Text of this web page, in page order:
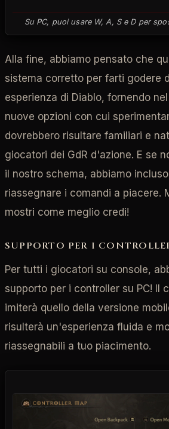
Su PC, puoi usare W, A, S e D per
Alla fine, abbiamo pensato che
sistema corretto per farti godere
esperienza di Diablo, fornendo
nuove opzioni con cui
dovrebbero risultare familiari e
giocatori dei GdR d'azione. E se
il nostro schema, abbiamo
riassegnare i comandi a piacere.
mostri come meglio credi!
SUPPORTO PER I
Per tutti i giocatori su console,
supporto per i controller su PC! Il
imiterà quello della versione
risulterà un'esperienza fluida e
riassegnabili a tuo piacimento.